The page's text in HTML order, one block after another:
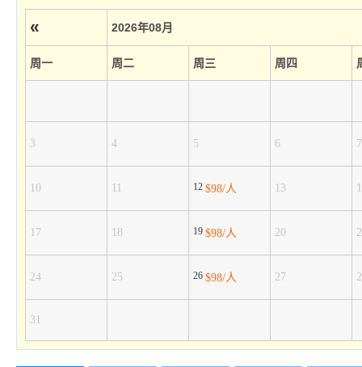
« 2026年08月
周一 周二 周三 周四
3 4 5 6 7
10 11 12 $98/人 13
17 18 19 $98/人 20
24 25 26 $98/人 27
31